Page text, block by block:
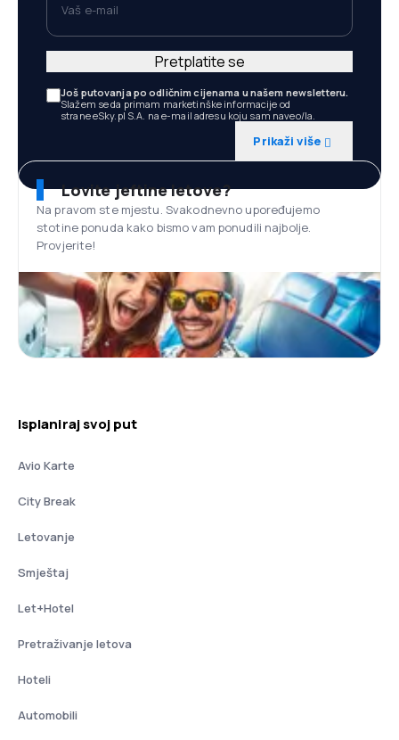
Još putovanja po odličnim cijenama u našem newsletteru.
Slažem se da primam marketinške informacije od
strane eSky.pl S.A. na e-mail adresu koju sam naveo/la.
Prikaži više
Pretplatite se
Lovite jeftine letove?
Na pravom ste mjestu. Svakodnevno upoređujemo
stotine ponuda kako bismo vam ponudili najbolje.
Provjerite!
Isplaniraj svoj put
Avio Karte
City Break
Letovanje
Smještaj
Let+Hotel
Pretraživanje letova
Hoteli
Automobili